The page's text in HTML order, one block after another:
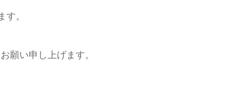
。
願い申し上げます。